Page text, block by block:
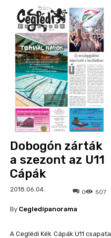
Dobogón zárták
a szezont az U11
Cápák
2018.06.04. 507
0
By Cegledipanorama
A Ceglédi Kék Cápák U11 csapata